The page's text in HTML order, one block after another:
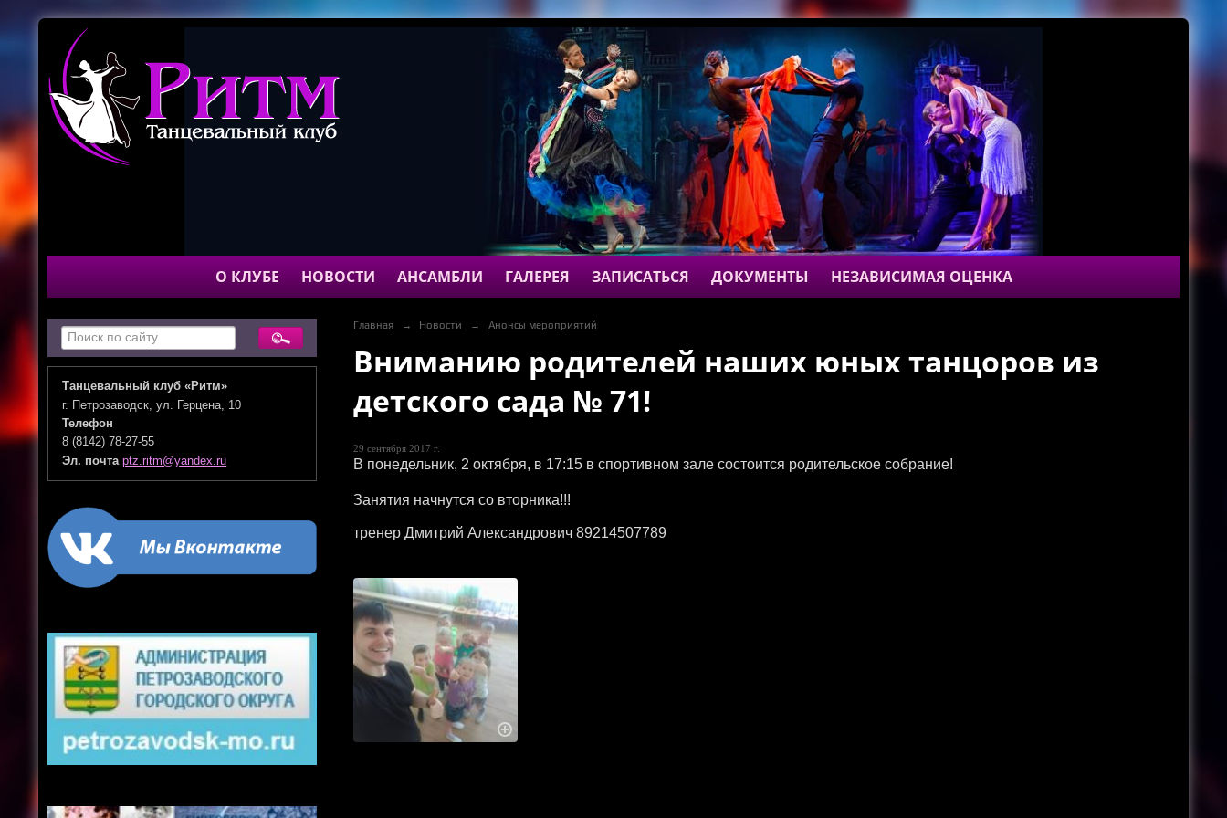
О КЛУБЕ НОВОСТИ АНСАМБЛИ ГАЛЕРЕЯ ЗАПИСАТЬСЯ ДОКУМЕНТЫ НЕЗАВИСИМАЯ ОЦЕНКА
Танцевальный клуб «Ритм»
г. Петрозаводск, ул. Герцена, 10
Телефон
8 (8142) 78-27-55
Эл. почта ptz.ritm@yandex.ru
Главная → Новости → Анонсы мероприятий
Вниманию родителей наших юных танцоров из
детского сада № 71!
29 сентября 2017 г.
В понедельник, 2 октября, в 17:15 в спортивном зале состоится родительское собрание!
Занятия начнутся со вторника!!!
тренер Дмитрий Александрович 89214507789